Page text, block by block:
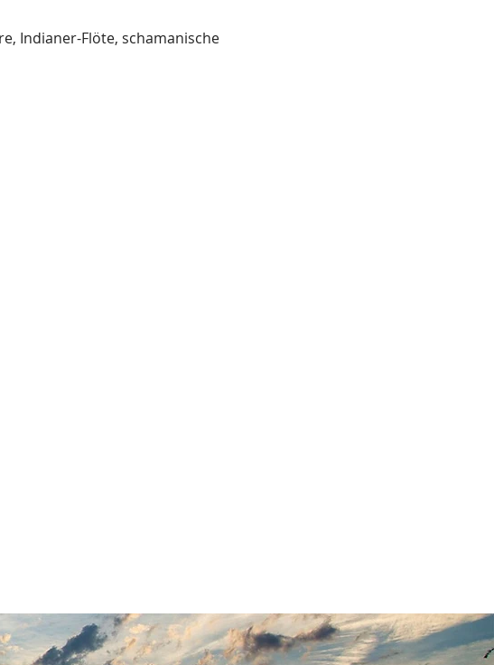
Indianer-Flöte, schamanische